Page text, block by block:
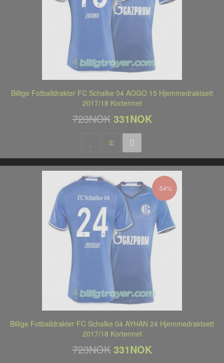
Billige Fotballdrakter FC Schalke 04 AOGO 15 Hjemmedraktsett
2017/18 Kortermet
723NOK 331NOK
-54%
Billige Fotballdrakter FC Schalke 04 AYHAN 24 Hjemmedraktsett
2017/18 Kortermet
723NOK 331NOK